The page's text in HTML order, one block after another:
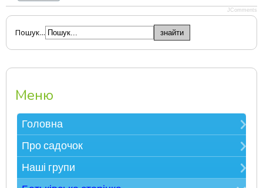
JComments
Пошук...
Меню
Головна
Зверніть увагу
Електронна реєстрація в ЗДО
Карта сайту
Про садочок
Контакти
Про нас
Наші групи